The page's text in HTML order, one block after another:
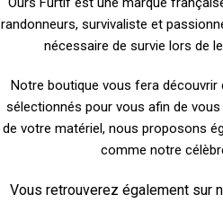
randonneurs, survivaliste et
nécessaire de survie lors de
Notre boutique vous fera
sélectionnés pour vous afin de
de votre matériel, nous proposons
comme notre
Vous retrouverez également sur